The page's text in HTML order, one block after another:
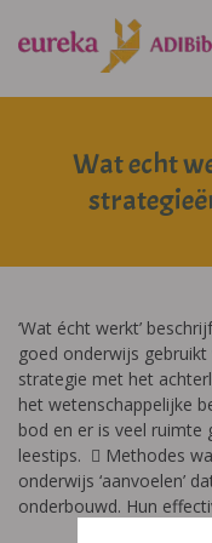
Wat echt
‘Wat écht werkt’
goed onderwijs
strategie met het
het wetenschappelijke
bod en er is veel
leestips.  Methodes
onderwijs ‘aanvoelen’
onderbouwd. Hun